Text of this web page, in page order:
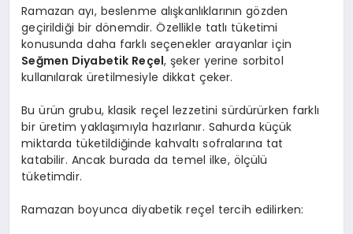
Ramazan ayı, beslenme alışkanlıklarının gözden
geçirildiği bir dönemdir. Özellikle tatlı tüketimi
konusunda daha farklı seçenekler arayanlar için
Seğmen Diyabetik Reçel, şeker yerine sorbitol
kullanılarak üretilmesiyle dikkat çeker.
Bu ürün grubu, klasik reçel lezzetini sürdürürken farklı
bir üretim yaklaşımıyla hazırlanır. Sahurda küçük
miktarda tüketildiğinde kahvaltı sofralarına tat
katabilir. Ancak burada da temel ilke, ölçülü
tüketimdir.
Ramazan boyunca diyabetik reçel tercih edilirken: